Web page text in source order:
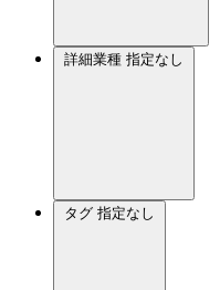
詳細業種 指定なし
タグ 指定なし